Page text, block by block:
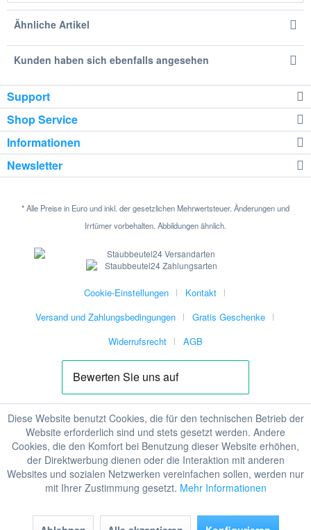
Ähnliche Artikel
Kunden haben sich ebenfalls angesehen
Support
Shop Service
Informationen
Newsletter
* Alle Preise in Euro und inkl. der gesetzlichen Mehrwertsteuer. Änderungen und
Irrtümer vorbehalten. Abbildungen ähnlich.
Cookie-Einstellungen
Kontakt
Versand und Zahlungsbedingungen
Gratis Geschenke
Widerrufsrecht
AGB
Diese Website benutzt Cookies, die für den technischen Betrieb der
Website erforderlich sind und stets gesetzt werden. Andere
Cookies, die den Komfort bei Benutzung dieser Website erhöhen,
der Direktwerbung dienen oder die Interaktion mit anderen
Websites und sozialen Netzwerken vereinfachen sollen, werden nur
mit Ihrer Zustimmung gesetzt. Mehr Informationen